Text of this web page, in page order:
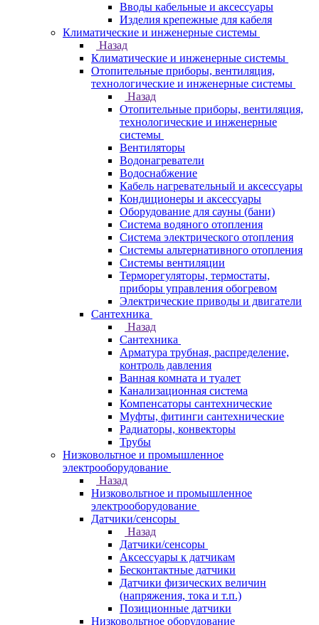
Вводы кабельные и аксессуары
Изделия крепежные для кабеля
Климатические и инженерные системы
Назад
Климатические и инженерные системы
Отопительные приборы, вентиляция,
технологические и инженерные системы
Назад
Отопительные приборы, вентиляция,
технологические и инженерные
системы
Вентиляторы
Водонагреватели
Водоснабжение
Кабель нагревательный и аксессуары
Кондиционеры и аксессуары
Оборудование для сауны (бани)
Система водяного отопления
Система электрического отопления
Системы альтернативного отопления
Системы вентиляции
Терморегуляторы, термостаты,
приборы управления обогревом
Электрические приводы и двигатели
Сантехника
Назад
Сантехника
Арматура трубная, распределение,
контроль давления
Ванная комната и туалет
Канализационная система
Компенсаторы сантехнические
Муфты, фитинги сантехнические
Радиаторы, конвекторы
Трубы
Низковольтное и промышленное
электрооборудование
Назад
Низковольтное и промышленное
электрооборудование
Датчики/сенсоры
Назад
Датчики/сенсоры
Аксессуары к датчикам
Бесконтактные датчики
Датчики физических величин
(напряжения, тока и т.п.)
Позиционные датчики
Низковольтное оборудование